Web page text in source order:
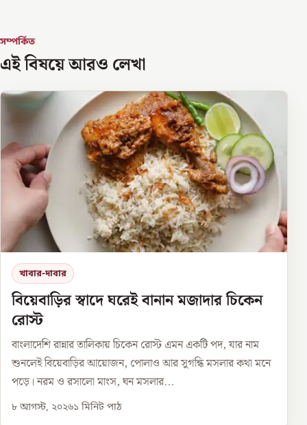
সম্পর্কিত
এই বিষয়ে আরও লেখা
খাবার-দাবার
বিয়েবাড়ির স্বাদে ঘরেই বানান মজাদার চিকেন
রোস্ট
বাংলাদেশি রান্নার তালিকায় চিকেন রোস্ট এমন একটি পদ, যার নাম
শুনলেই বিয়েবাড়ির আয়োজন, পোলাও আর সুগন্ধি মসলার কথা মনে
পড়ে। নরম ও রসালো মাংস, ঘন মসলার...
৮ আগস্ট, ২০২৬১ মিনিট পাঠ